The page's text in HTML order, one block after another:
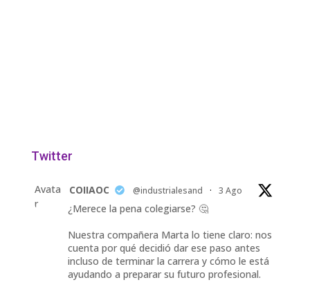
Twitter
Avata
r
COIIAOC @industrialesand · 3 Ago
¿Merece la pena colegiarse? 🤔
Nuestra compañera Marta lo tiene claro: nos
cuenta por qué decidió dar ese paso antes
incluso de terminar la carrera y cómo le está
ayudando a preparar su futuro profesional.